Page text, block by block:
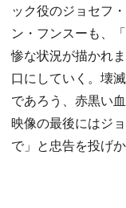
ック役のジョセフ
ン・フンスーも、
惨な状況が描かれ
口にしていく。壊
であろう、赤黒い
映像の最後にはジ
で」と忠告を投げか